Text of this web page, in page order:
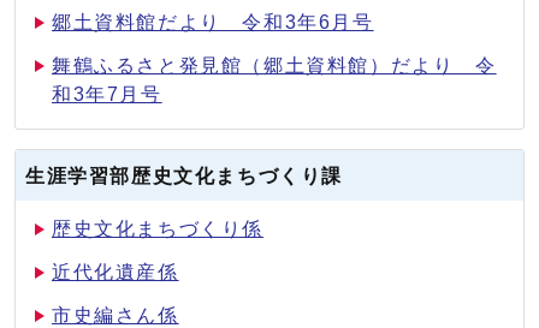
郷土資料館だより 令和3年6月号
舞鶴ふるさと発見館（郷土資料館）だより 令
和3年7月号
生涯学習部歴史文化まちづくり課
歴史文化まちづくり係
近代化遺産係
市史編さん係